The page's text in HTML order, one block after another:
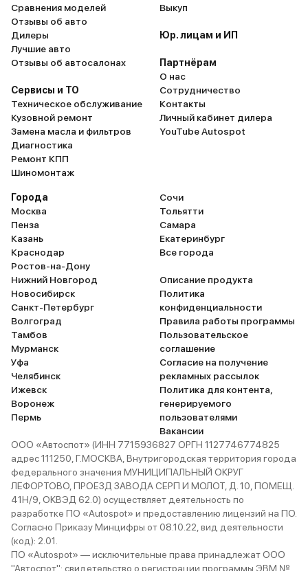
Сравнения моделей
Отзывы об авто
Дилеры
Лучшие авто
Отзывы об автосалонах
Сервисы и ТО
Техническое обслуживание
Кузовной ремонт
Замена масла и фильтров
Диагностика
Ремонт КПП
Шиномонтаж
Выкуп
Юр. лицам и ИП
Партнёрам
О нас
Сотрудничество
Контакты
Личный кабинет дилера
YouTube Autospot
Города
Москва
Пенза
Казань
Краснодар
Ростов-на-Дону
Нижний Новгород
Новосибирск
Санкт-Петербург
Волгоград
Тамбов
Мурманск
Уфа
Челябинск
Ижевск
Воронеж
Пермь
Сочи
Тольятти
Самара
Екатеринбург
Все города
Описание продукта
Политика
конфиденциальности
Правила работы программы
Пользовательское
соглашение
Согласие на получение
рекламных рассылок
Политика для контента,
генерируемого
пользователями
Вакансии
ООО «Автоспот» (ИНН 7715936827 ОРГН 1127746774825
адрес 111250, Г.МОСКВА, Внутригородская территория города
федерального значения МУНИЦИПАЛЬНЫЙ ОКРУГ
ЛЕФОРТОВО, ПРОЕЗД ЗАВОДА СЕРП И МОЛОТ, Д. 10, ПОМЕЩ.
41Н/9, ОКВЭД 62.0) осуществляет деятельность по
разработке ПО «Autospot» и предоставлению лицензий на ПО.
Согласно Приказу Минцифры от 08.10.22, вид деятельности
(код): 2.01.
ПО «Autospot» — исключительные права принадлежат ООО
"Автоспот": свидетельство о регистрации программы ЭВМ №